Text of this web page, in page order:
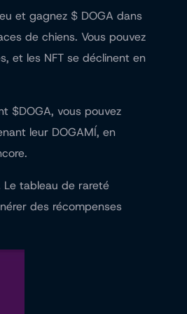
et gagnez $ DOGA dans
de chiens. Vous pouvez
et les NFT se déclinent en
$DOGA, vous pouvez
leur DOGAMÍ, en
Le tableau de rareté
des récompenses